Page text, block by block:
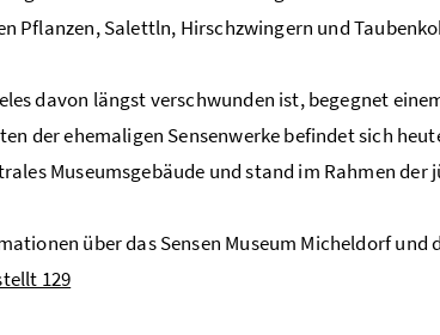
Pflanzen, Salettln, Hirschzwingern und
davon längst verschwunden ist, begegnet
der ehemaligen Sensenwerke befindet sich
Museumsgebäude und stand im Rahmen
über das Sensen Museum Micheldorf
129